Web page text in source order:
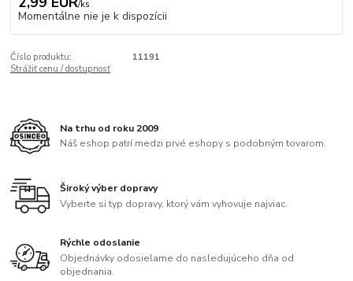
/ks
Momentálne nie je k dispozícii
Číslo produktu:
11191
Strážiť cenu / dostupnosť
Na trhu od roku 2009
Náš eshop patrí medzi prvé eshopy s podobným tovarom.
Široký výber dopravy
Vyberte si typ dopravy, ktorý vám vyhovuje najviac.
Rýchle odoslanie
Objednávky odosielame do nasledujúceho dňa od
objednania.